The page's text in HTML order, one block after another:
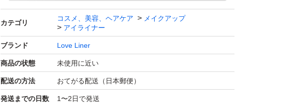
カテゴリ
コスメ、美容、ヘアケア
メイクアップ
アイライナー
ブランド Love Liner
商品の状態 未使用に近い
配送の方法 おてがる配送（日本郵便）
発送までの日数 1〜2日で発送